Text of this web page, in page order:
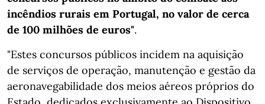
incêndios rurais em Portugal, no valor de cerca
de 100 milhões de euros".
"Estes concursos públicos incidem na aquisição
de serviços de operação, manutenção e gestão da
aeronavegabilidade dos meios aéreos próprios do